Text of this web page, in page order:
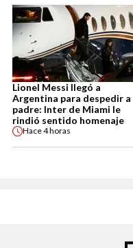
Lionel Messi llegó a
Argentina para despedir a
padre: Inter de Miami le
rindió sentido homenaje
Hace4 horas